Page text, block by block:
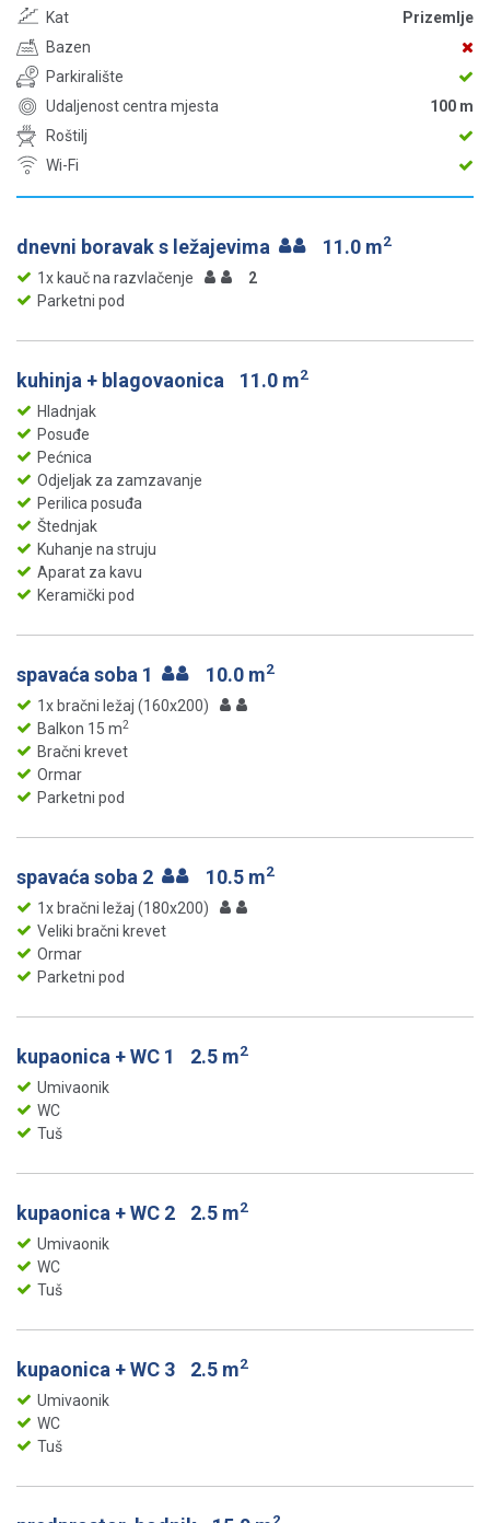
Kat
Prizemlje
Bazen
Parkiralište
Udaljenost centra mjesta
100 m
Roštilj
Wi-Fi
dnevni boravak s ležajevima 11.0 m2
1x kauč na razvlačenje
2
Parketni pod
kuhinja + blagovaonica 11.0 m2
Hladnjak
Posuđe
Pećnica
Odjeljak za zamzavanje
Perilica posuđa
Štednjak
Kuhanje na struju
Aparat za kavu
Keramički pod
spavaća soba 1 10.0 m2
1x bračni ležaj (160x200)
Balkon 15 m2
Bračni krevet
Ormar
Parketni pod
spavaća soba 2 10.5 m2
1x bračni ležaj (180x200)
Veliki bračni krevet
Ormar
Parketni pod
kupaonica + WC 1 2.5 m2
Umivaonik
WC
Tuš
kupaonica + WC 2 2.5 m2
Umivaonik
WC
Tuš
kupaonica + WC 3 2.5 m2
Umivaonik
WC
Tuš